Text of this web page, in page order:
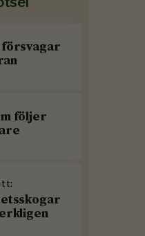
följer